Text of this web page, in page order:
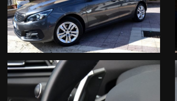
- Servosterzo
- Chiusura centralizzata
- Alzacristalli elettrici
- Volante multifunzione
- Regolazione lombare sedile guidatore
- Cruise control
- Bracciolo anteriore con portaoggetti integrato
- Vetri privacy.
La vettura in oggetto COMPRENDE nel prezzo di